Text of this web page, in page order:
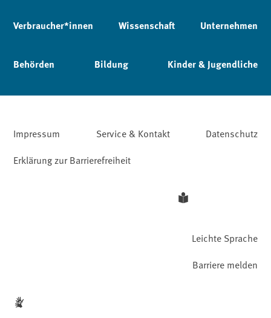
Verbraucher*innen Wissenschaft Unternehmen
Behörden Bildung Kinder & Jugendliche
Impressum Service & Kontakt
Datenschutz
Erklärung zur Barrierefreiheit
Leichte Sprache
Barriere melden